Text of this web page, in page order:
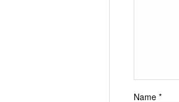
Name *